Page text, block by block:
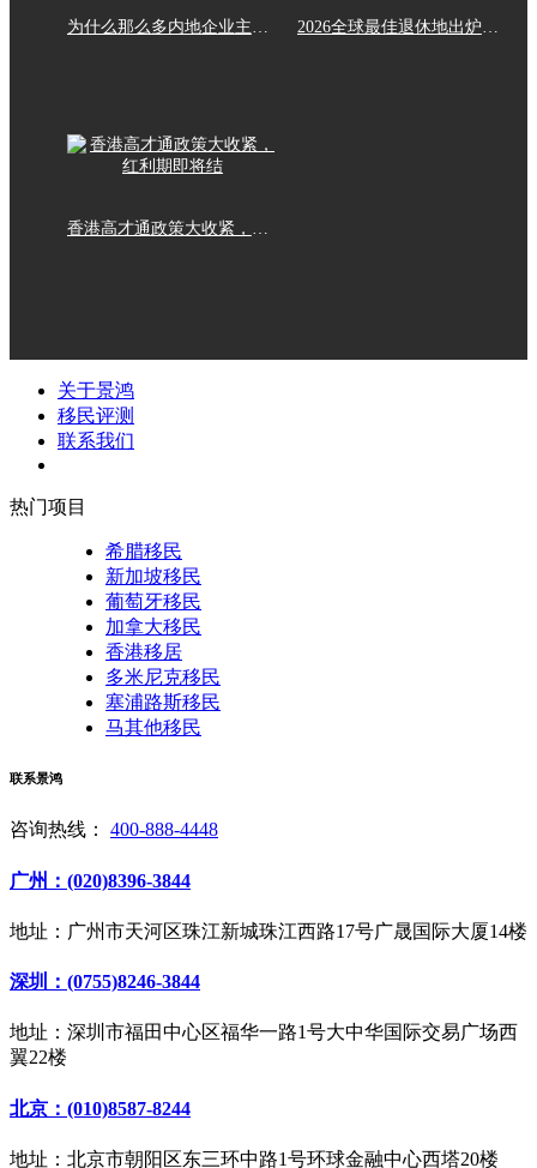
关于景鸿
移民评测
联系我们
热门项目
希腊移民
新加坡移民
葡萄牙移民
加拿大移民
香港移居
多米尼克移民
塞浦路斯移民
马其他移民
联系景鸿
咨询热线： 400-888-4448
广州：(020)8396-3844
地址：广州市天河区珠江新城珠江西路17号广晟国际大厦14楼
深圳：(0755)8246-3844
地址：深圳市福田中心区福华一路1号大中华国际交易广场西
翼22楼
北京：(010)8587-8244
地址：北京市朝阳区东三环中路1号环球金融中心西塔20楼